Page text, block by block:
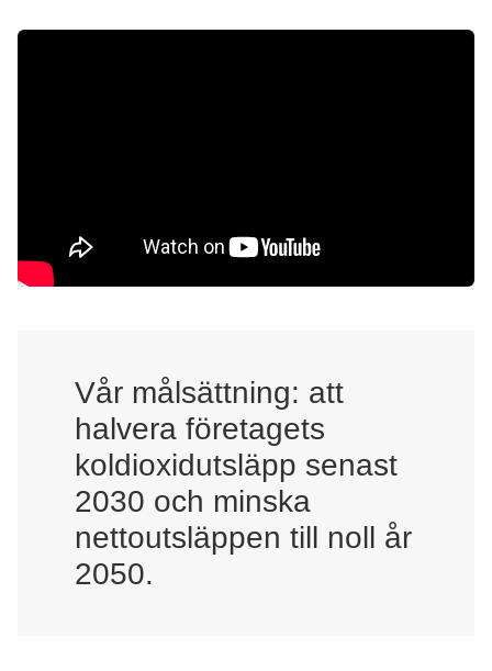
Vår målsättning: att
halvera företagets
koldioxidutsläpp senast
2030 och minska
nettoutsläppen till noll år
2050.